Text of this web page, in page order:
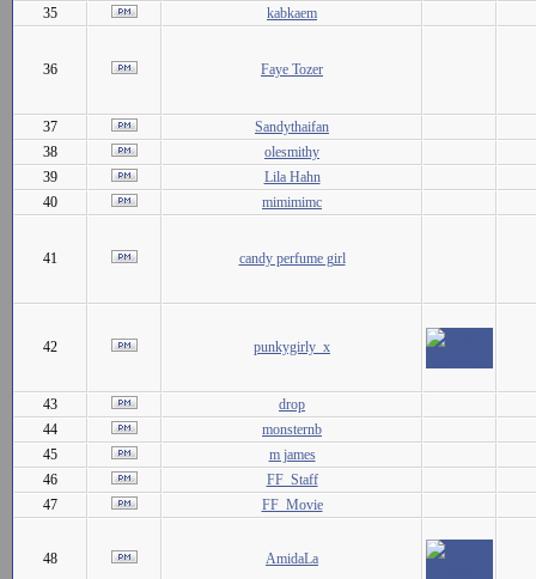
35 kabkaem
36 Faye Tozer
37
Sandythaifan
38
olesmithy
39
Lila Hahn
40
mimimimc
41 candy perfume girl
42 punkygirly_x
43
drop
44
monsternb
45
m james
46
FF_Staff
47
FF_Movie
48 AmidaLa